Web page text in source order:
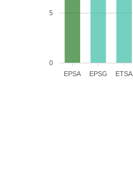
EPSA EPSG ETSA
0
5